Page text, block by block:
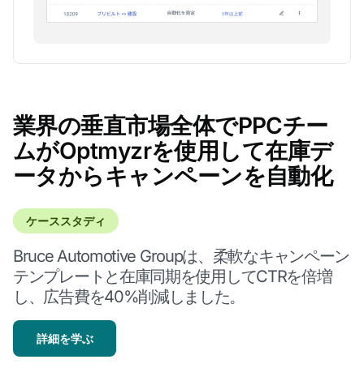
業界の垂直市場全体でPPCチー
ムがOptmyzrを使用して在庫デ
ータからキャンペーンを自動化
ケーススタディ
Bruce Automotive Groupは、柔軟なキャンペーン
テンプレートと在庫同期を使用してCTRを倍増
し、広告費を40%削減しました。
詳細を学ぶ